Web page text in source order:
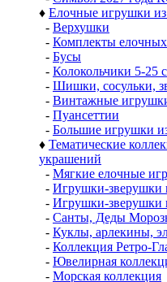
♦ Елочные игрушки из
- Верхушки
- Комплекты
- Бусы
- Колокольчики 5-25
- Шишки, сосульки,
- Винтажные
- Пуансеттии
- Большие игрушки
♦ Тематические
украшений
- Мягкие елочные
- Игрушки-зверушки
- Игрушки-зверушки
- Санты, Деды
- Куклы, арлекины,
- Коллекция Ретро-
- Ювелирная
- Морская коллекция